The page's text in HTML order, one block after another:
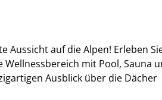
Aussicht auf die Alpen! Erleben
mit Pool, Sauna
Ausblick über die Dächer